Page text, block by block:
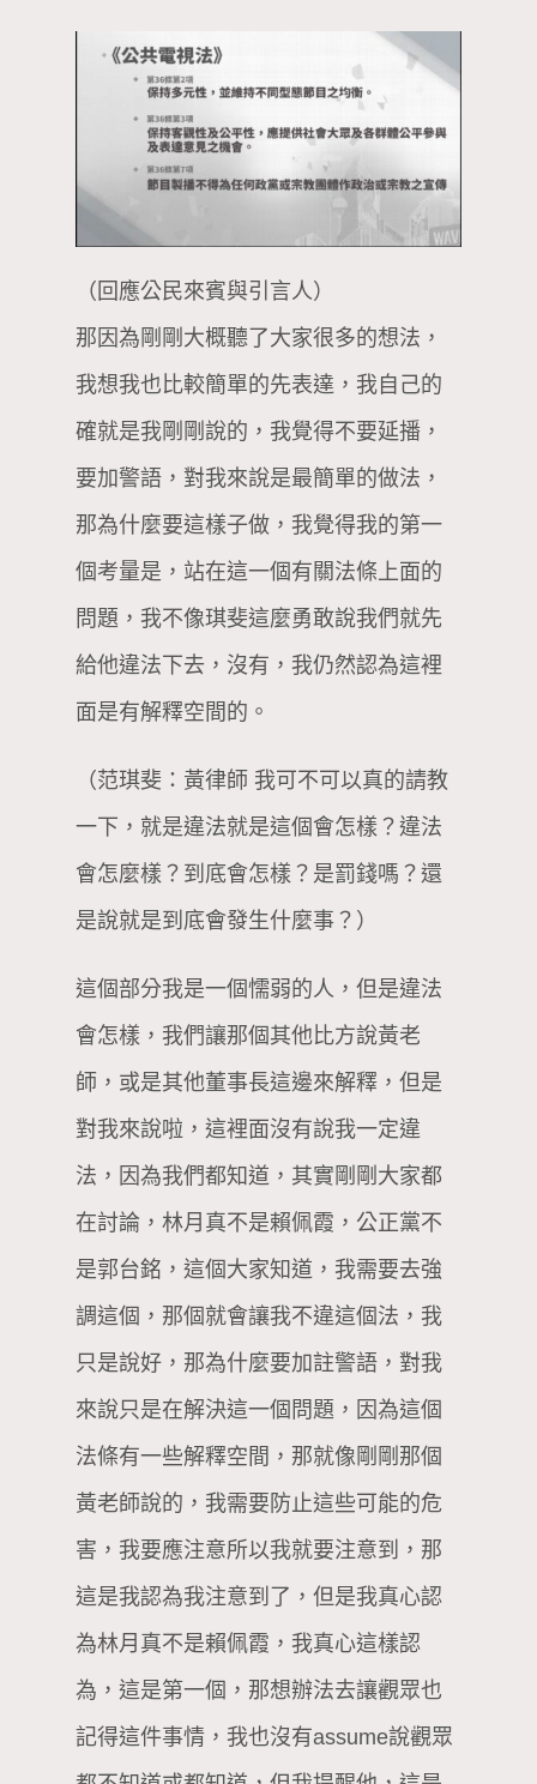
（回應公民來賓與引言人）
那因為剛剛大概聽了大家很多的想法，
我想我也比較簡單的先表達，我自己的
確就是我剛剛說的，我覺得不要延播，
要加警語，對我來說是最簡單的做法，
那為什麼要這樣子做，我覺得我的第一
個考量是，站在這一個有關法條上面的
問題，我不像琪斐這麼勇敢說我們就先
給他違法下去，沒有，我仍然認為這裡
面是有解釋空間的。
（范琪斐：黃律師 我可不可以真的請教
一下，就是違法就是這個會怎樣？違法
會怎麼樣？到底會怎樣？是罰錢嗎？還
是說就是到底會發生什麼事？）
這個部分我是一個懦弱的人，但是違法
會怎樣，我們讓那個其他比方說黃老
師，或是其他董事長這邊來解釋，但是
對我來說啦，這裡面沒有說我一定違
法，因為我們都知道，其實剛剛大家都
在討論，林月真不是賴佩霞，公正黨不
是郭台銘，這個大家知道，我需要去強
調這個，那個就會讓我不違這個法，我
只是說好，那為什麼要加註警語，對我
來說只是在解決這一個問題，因為這個
法條有一些解釋空間，那就像剛剛那個
黃老師說的，我需要防止這些可能的危
害，我要應注意所以我就要注意到，那
這是我認為我注意到了，但是我真心認
為林月真不是賴佩霞，我真心這樣認
為，這是第一個，那想辦法去讓觀眾也
記得這件事情，我也沒有assume說觀眾